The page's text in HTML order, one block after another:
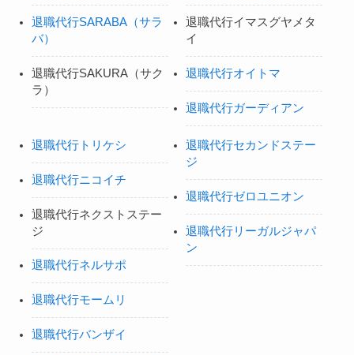
退職代行SARABA（サラ
バ）
退職代行SAKURA（サク
ラ）
退職代行イマスグヤメタ
イ
退職代行オイトマ
退職代行ガーディアン
退職代行トリケシ
退職代行ニコイチ
退職代行ネクストステー
ジ
退職代行ネルサポ
退職代行モームリ
退職代行バンザイ
退職代行セカンドステー
ジ
退職代行ゼロユニオン
退職代行リーガルジャパ
ン